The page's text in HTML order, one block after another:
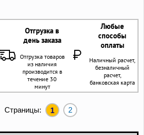
Отгрузка в
день заказа
Любые
способы
оплаты
Отгрузка товаров
из наличия
производится в
течение 30
минут
Наличный расчет,
безналичный
расчет,
банковская карта
Страницы: 1 2